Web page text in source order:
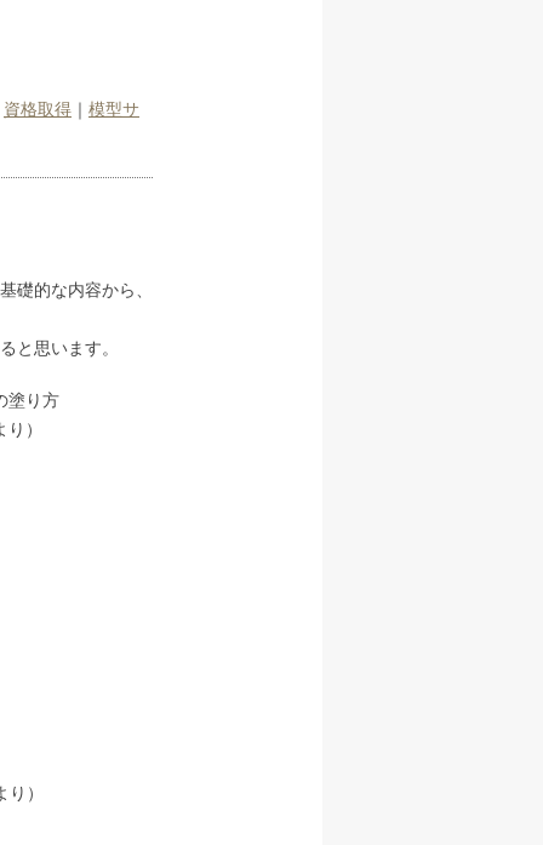
資格取得 ｜ 模型サ
礎的な内容から、
と思います。
塗り方
）
）